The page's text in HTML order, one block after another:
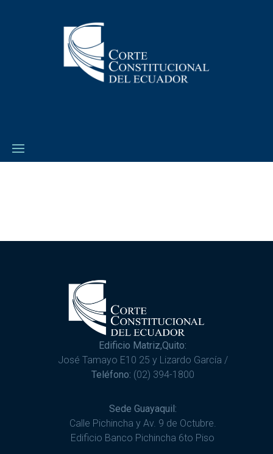
Edificio Matriz,Quito:
José Tamayo E10 25 y Lizardo García /
Teléfono: (02) 394-1800
Sede Guayaquil:
Calle Pichincha y Av. 9 de Octubre.
Edificio Banco Pichincha 6to Piso